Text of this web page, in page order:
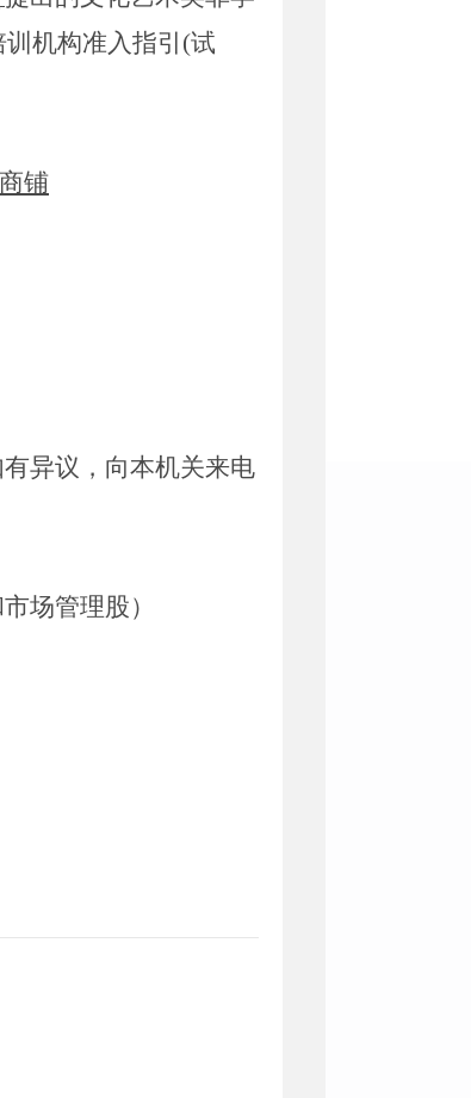
机构准入指引 (试
商铺
异议，向本机关来电
场管理股）